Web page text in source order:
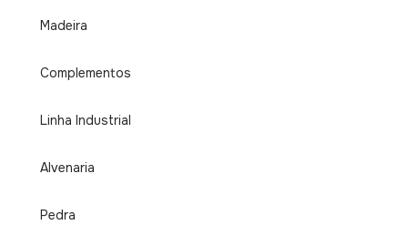
Madeira
Complementos
Linha Industrial
Alvenaria
Pedra